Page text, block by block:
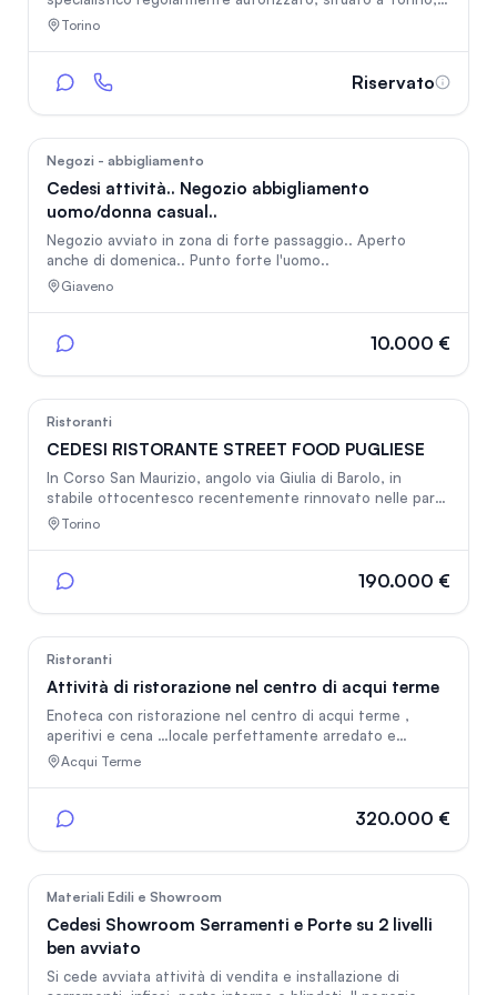
in una posizione facilmente raggiungibile e ben servita. La
con una dotazione tecnologica di livello professionale e
convenzionato con fondi sanitari, convenzione con
medici ospedalieri attive. Professionisti già presenti.
Torino
Riservato
Negozi - abbigliamento
Cedesi attività.. Negozio abbigliamento
uomo/donna casual..
Negozio avviato in zona di forte passaggio.. Aperto
anche di domenica.. Punto forte l'uomo..
Giaveno
10.000 €
Ristoranti
CEDESI RISTORANTE STREET FOOD PUGLIESE
In Corso San Maurizio, angolo via Giulia di Barolo, in
stabile ottocentesco recentemente rinnovato nelle parti
comuni e facciata, si cede storica attività di street food
sviluppa su 240 mq ed è composto da quattro sale di
grandi dimensioni, magazzino di 25 mq, dispensa,
spogliatoio e servizio personale, doppi servizi e d
Torino
190.000 €
Ristoranti
Attività di ristorazione nel centro di acqui terme
Enoteca con ristorazione nel centro di acqui terme ,
aperitivi e cena …locale perfettamente arredato e
completo di cucina e doppi servizi
Acqui Terme
320.000 €
Materiali Edili e Showroom
Cedesi Showroom Serramenti e Porte su 2 livelli
ben avviato
Si cede avviata attività di vendita e installazione di